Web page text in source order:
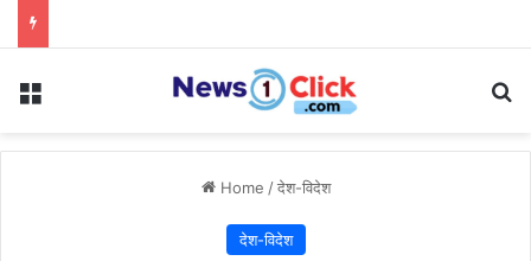
Menu
Home / देश-विदेश
देश-विदेश